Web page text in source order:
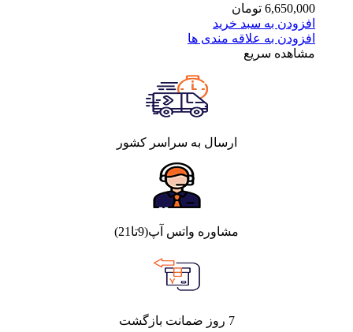
6,650,000 تومان
افزودن به سبد خرید
افزودن به علاقه مندی ها
مشاهده سریع
ارسال به سراسر کشور
مشاوره واتس آپ(9تا21)
7 روز ضمانت بازگشت